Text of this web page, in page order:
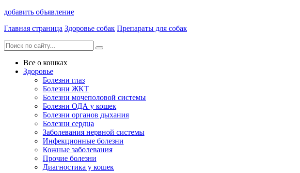
добавить объявление
Главная страница Здоровье собак Препараты для собак
Все о кошках
Здоровье
Болезни глаз
Болезни ЖКТ
Болезни мочеполовой системы
Болезни ОДА у кошек
Болезни органов дыхания
Болезни сердца
Заболевания нервной системы
Инфекционные болезни
Кожные заболевания
Прочие болезни
Диагностика у кошек